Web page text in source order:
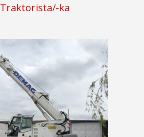
Traktorista/-ka